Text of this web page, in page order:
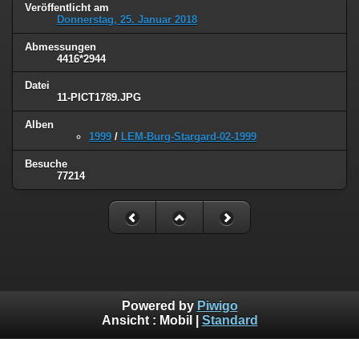
Veröffentlicht am
Donnerstag, 25. Januar 2018
Abmessungen
4416*2944
Datei
11-PICT1789.JPG
Alben
1999 / LEM-Burg-Stargard-02-1999
Besuche
77214
Powered by Piwigo
Ansicht : Mobil Standard